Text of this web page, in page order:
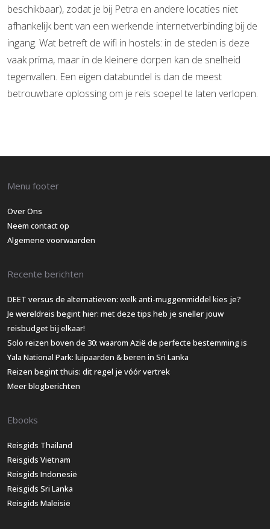
beschikbaar), zodat je bij Petra en andere locaties niet
afhankelijk bent van een werkende internetverbinding bij de
ingang. Wat betreft de wifi in hostels: in de steden is deze
vaak prima, maar in de kleinere dorpen kan de snelheid
tegenvallen. Een eigen databundel is dan de meest
betrouwbare oplossing om je reis soepel te laten verlopen.
Menu footer
Over Ons
Neem contact op
Algemene voorwaarden
Recente berichten
DEET versus de alternatieven: welk anti-muggenmiddel kies je?
Je wereldreis begint hier: met deze tips heb je sneller jouw
reisbudget bij elkaar!
Solo reizen boven de 30: waarom Azië de perfecte bestemming is
Yala National Park: luipaarden & beren in Sri Lanka
Reizen begint thuis: dit regel je vóór vertrek
Meer blogberichten
Ebooks
Reisgids Thailand
Reisgids Vietnam
Reisgids Indonesië
Reisgids Sri Lanka
Reisgids Maleisië